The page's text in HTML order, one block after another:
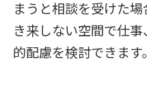
まうと相談を受けた
き来しない空間で仕
的配慮を検討できます。